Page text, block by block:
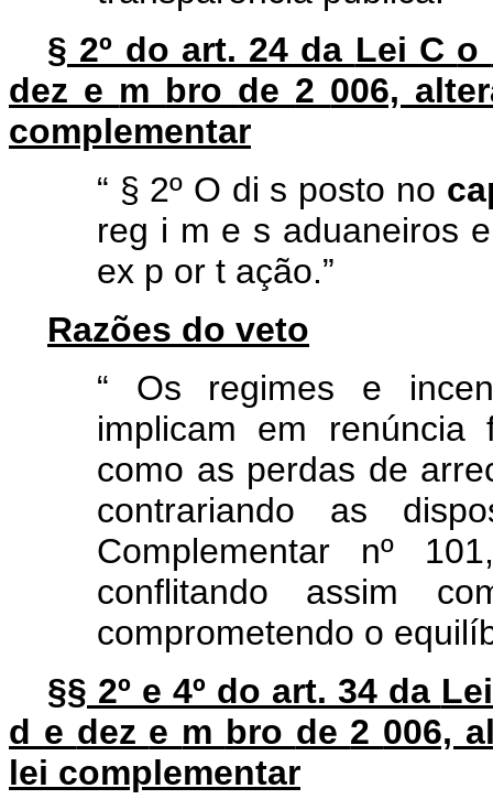
§ 2º do art. 24 da Lei C o
dez e m bro de 2 006,
complementar
“ § 2º O di s posto no
reg i m e s aduaneiros
ex p ort ação.”
Razões do veto
“ Os regimes e
implicam em
como as perdas de
contrariando as
Complementar nº
conflitando assim
comprometendo o
§§ 2º e 4º do art. 34 da
d e dez e m bro de 2 006,
lei complementar